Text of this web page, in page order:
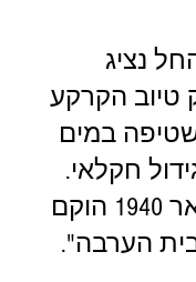
1939 החל נציג
טיוב הקרקע
במים
חקלאי.
בחודש פברואר 1940 הוקם
הערבה".